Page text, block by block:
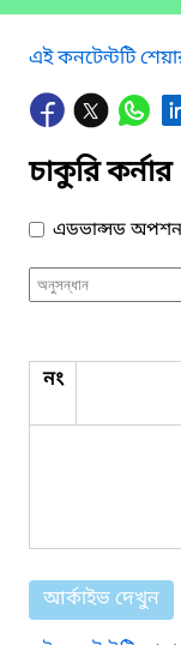
এই কনটেন্টটি
চাকুরি কর্নার
এডভান্সড
নং
আর্কাইভ দেখুন